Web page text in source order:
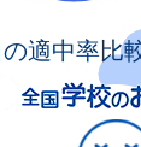
適中率比